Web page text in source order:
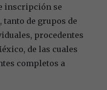
inscripción se
tanto de grupos de
procedentes
de las cuales
completos a